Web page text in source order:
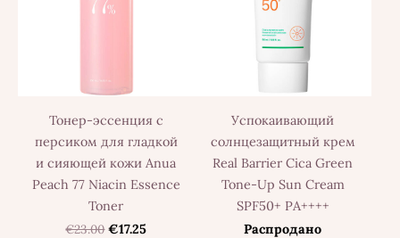
Тонер-эссенция с
персиком для гладкой
и сияющей кожи Anua
Peach 77 Niacin Essence
Toner
€23.00 €17.25
Успокаивающий
солнцезащитный крем
Real Barrier Cica Green
Tone-Up Sun Cream
SPF50+ PA++++
Распродано